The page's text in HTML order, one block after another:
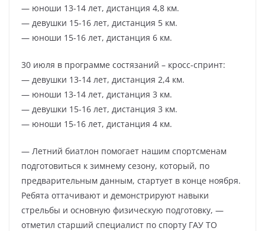
— юноши 13-14 лет, дистанция 4,8 км.
— девушки 15-16 лет, дистанция 5 км.
— юноши 15-16 лет, дистанция 6 км.
30 июля в программе состязаний – кросс-спринт:
— девушки 13-14 лет, дистанция 2,4 км.
— юноши 13-14 лет, дистанция 3 км.
— девушки 15-16 лет, дистанция 3 км.
— юноши 15-16 лет, дистанция 4 км.
— Летний биатлон помогает нашим спортсменам
подготовиться к зимнему сезону, который, по
предварительным данным, стартует в конце ноября.
Ребята оттачивают и демонстрируют навыки
стрельбы и основную физическую подготовку, —
отметил старший специалист по спорту ГАУ ТО